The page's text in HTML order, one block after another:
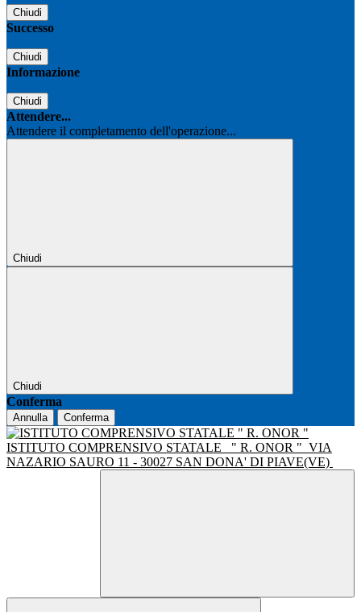
Chiudi
Successo
Chiudi
Informazione
Chiudi
Attendere...
Attendere il completamento dell'operazione...
Chiudi
Chiudi
Conferma
Annulla Conferma
ISTITUTO COMPRENSIVO STATALE " R. ONOR " VIA
NAZARIO SAURO 11 - 30027 SAN DONA' DI PIAVE(VE)